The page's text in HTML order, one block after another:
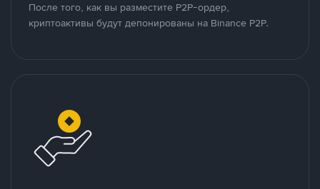
После того, как вы разместите P2P-ордер,
криптоактивы будут депонированы на Binance P2P.